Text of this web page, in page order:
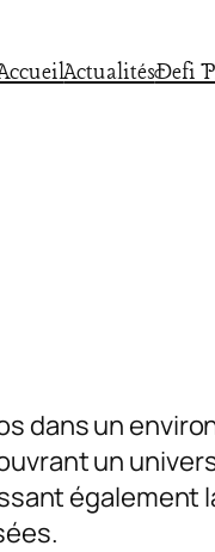
ActualitésDefi
dans un
un
également